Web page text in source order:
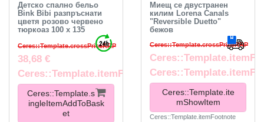
Детско спално бельо
Bink Bibi разпръснати
цветя розово червено
тюркоаз 100 x 135
Ceres::Template.crossPriceRRP
38,68 €
Ceres::Template.itemFootnote
Ceres::Template.s
ingleItemAddToBask
et
Миещ се двустранен
килим Lorena Canals
"Reversible Duetto"
бежов
Ceres::Template.crossPriceRRP
Ceres::Template.ite
mShowItem
Ceres::Template.itemFootnote